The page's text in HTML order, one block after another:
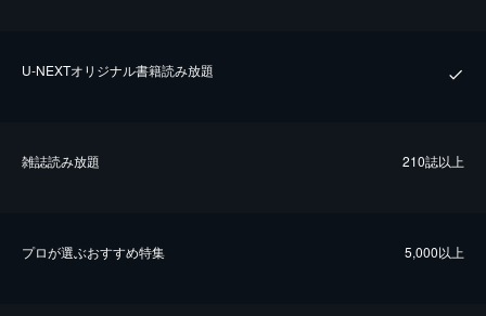
U-NEXTオリジナル書籍読み放題
雑誌読み放題 210誌以上
プロが選ぶおすすめ特集 5,000以上